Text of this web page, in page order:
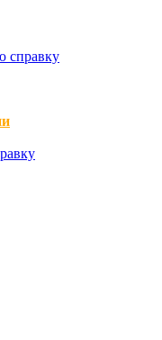
справку